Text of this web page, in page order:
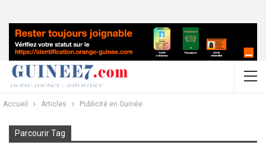
Accueil Articles Publicité en Guinée
Parcourir Tag